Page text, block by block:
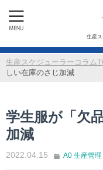
生産
生産スケジューラーコラム
しい在庫のさじ加減
学生服が「欠
加減
2022.04.15 A0 生産管理